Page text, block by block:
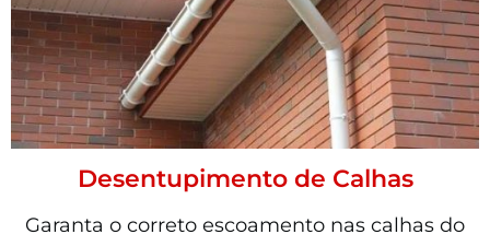
Desentupimento de Calhas
Garanta o correto escoamento nas calhas do